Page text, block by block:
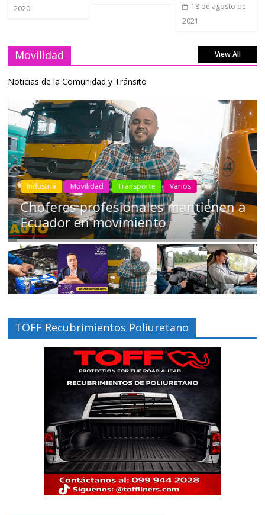
2020
18 de agosto de
2021
Movilidad View All
Noticias de la Comunidad y Tránsito
Industria Movilidad Transporte Varios
Conducir cansado puede ser tan
peligroso como manejar ‘tomado’
TOFF Recubrimientos Poliuretano